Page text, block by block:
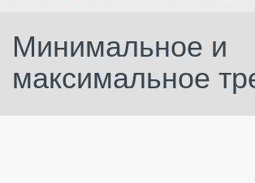
Минимальное и
максимальное